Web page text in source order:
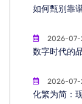
如何甄别靠
2026-07-
数字时代的
2026-07-
化繁为简：